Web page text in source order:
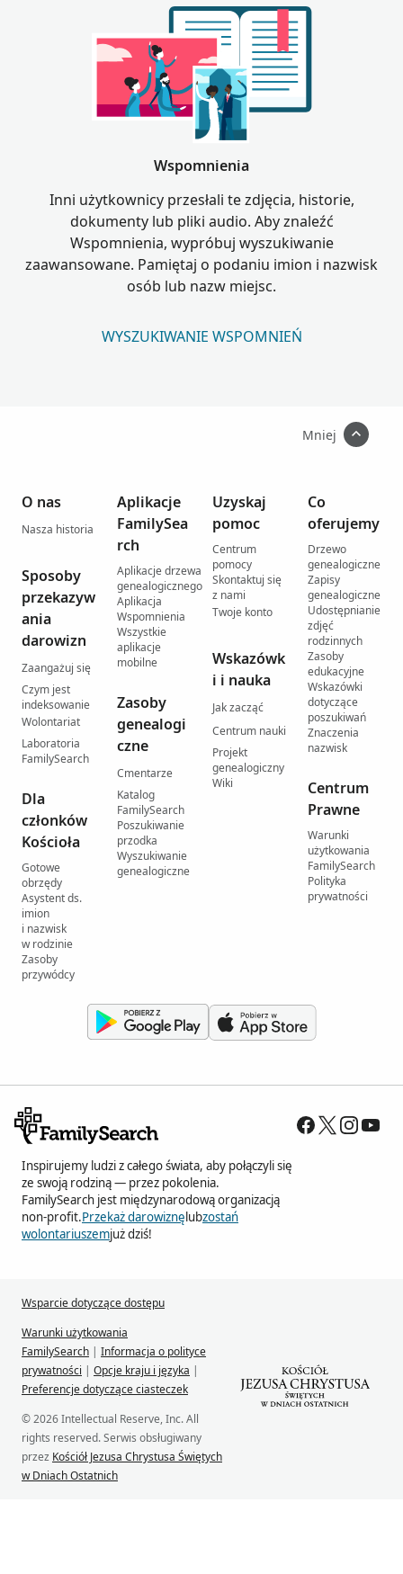
Wspomnienia
Inni użytkownicy przesłali te zdjęcia, historie,
dokumenty lub pliki audio. Aby znaleźć
Wspomnienia, wypróbuj wyszukiwanie
zaawansowane. Pamiętaj o podaniu imion i nazwisk
osób lub nazw miejsc.
WYSZUKIWANIE WSPOMNIEŃ
Mniej
O nas
Nasza historia
Sposoby
przekazyw
ania
darowizn
Zaangażuj się
Czym jest
indeksowanie
Wolontariat
Laboratoria
FamilySearch
Dla
członków
Kościoła
Gotowe
obrzędy
Asystent ds.
imion
i nazwisk
w rodzinie
Zasoby
przywódcy
Aplikacje
FamilySea
rch
Aplikacje drzewa
genealogicznego
Aplikacja
Wspomnienia
Wszystkie
aplikacje
mobilne
Zasoby
genealogi
czne
Cmentarze
Katalog
FamilySearch
Poszukiwanie
przodka
Wyszukiwanie
genealogiczne
Uzyskaj
pomoc
Centrum
pomocy
Skontaktuj się
z nami
Twoje konto
Wskazówk
i i nauka
Jak zacząć
Centrum nauki
Projekt
genealogiczny
Wiki
Co
oferujemy
Drzewo
genealogiczne
Zapisy
genealogiczne
Udostępnianie
zdjęć
rodzinnych
Zasoby
edukacyjne
Wskazówki
dotyczące
poszukiwań
Znaczenia
nazwisk
Centrum
Prawne
Warunki
użytkowania
FamilySearch
Polityka
prywatności
Inspirujemy ludzi z całego świata, aby połączyli się
ze swoją rodziną — przez pokolenia.
FamilySearch jest międzynarodową organizacją
non-profit.Przekaż darowiznę lubzostań
wolontariuszemjuż dziś!
Wsparcie dotyczące dostępu
Warunki użytkowania
FamilySearch | Informacja o polityce
prywatności | Opcje kraju i języka |
Preferencje dotyczące ciasteczek
© 2026 Intellectual Reserve, Inc. All
rights reserved. Serwis obsługiwany
przez Kościół Jezusa Chrystusa Świętych
w Dniach Ostatnich